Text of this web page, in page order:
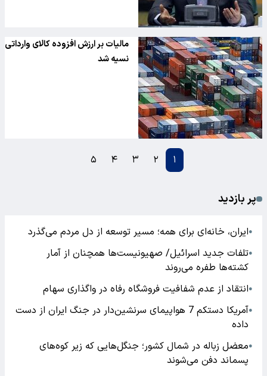
مالیات بر ارزش افزوده کالای وارداتی
نسیه شد
۱ ۲ ۳ ۴ ۵
پر بازدید
●ایران، خانه‌ای برای همه؛ مسیر توسعه از دل مردم می‌گذرد
●تلفات جدید اسرائیل/ صهیونیست‌ها همچنان از آمار
کشته‌ها طفره می‌روند
●انتقاد از عدم شفافیت فروشگاه رفاه در واگذاری سهام
●
آمریکا دستکم 7 هواپیمای سرنشین‌دار در جنگ ایران از دست
داده
●معضل زباله در شمال کشور؛ جنگل‌هایی که زیر کوه‌های
پسماند دفن می‌شوند